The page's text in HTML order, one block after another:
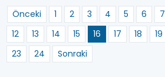
Önceki 1 2 3 4 5 6 7
12
13 14 15 16 17 18 19
23
24 Sonraki